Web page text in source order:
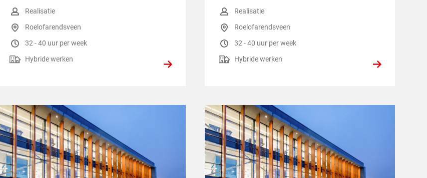
Functiegroep:
Realisatie
Locatie:
Roelofarendsveen
Uren per week:
32 - 40 uur per week
Hybride werken:
Hybride werken
Functiegroep:
Realisatie
Locatie:
Roelofarendsveen
Uren per week:
32 - 40 uur per week
Hybride werken:
Hybride werken